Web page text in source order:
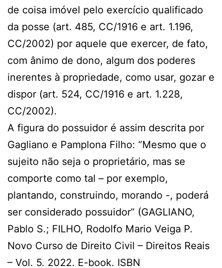
de coisa imóvel pelo exercício qualificado
da posse (art. 485, CC/1916 e art. 1.196,
CC/2002) por aquele que exercer, de fato,
com ânimo de dono, algum dos poderes
inerentes à propriedade, como usar, gozar e
dispor (art. 524, CC/1916 e art. 1.228,
CC/2002).
A figura do possuidor é assim descrita por
Gagliano e Pamplona Filho: “Mesmo que o
sujeito não seja o proprietário, mas se
comporte como tal – por exemplo,
plantando, construindo, morando -, poderá
ser considerado possuidor” (GAGLIANO,
Pablo S.; FILHO, Rodolfo Mario Veiga P.
Novo Curso de Direito Civil – Direitos Reais
– Vol. 5. 2022. E-book. ISBN